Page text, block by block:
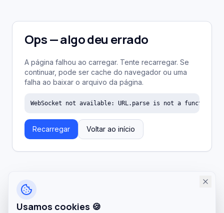
Ops — algo deu errado
A página falhou ao carregar. Tente recarregar. Se
continuar, pode ser cache do navegador ou uma
falha ao baixar o arquivo da página.
WebSocket not available: URL.parse is not a function
Recarregar Voltar ao início
Usamos cookies 🍪